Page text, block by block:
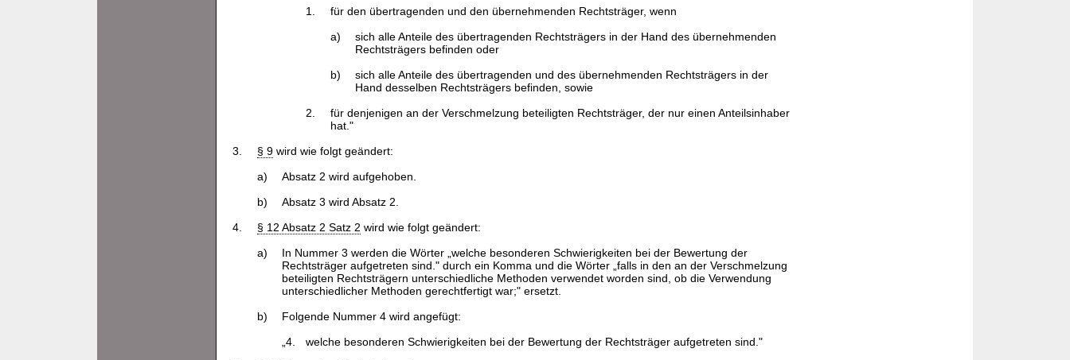
1.
für den übertragenden und den übernehmenden Rechtsträger, wenn
a)
sich alle Anteile des übertragenden Rechtsträgers in der Hand des übernehmenden
Rechtsträgers befinden oder
b)
sich alle Anteile des übertragenden und des übernehmenden Rechtsträgers in der
Hand desselben Rechtsträgers befinden, sowie
2.
für denjenigen an der Verschmelzung beteiligten Rechtsträger, der nur einen Anteilsinhaber
hat."
3.
§ 9wird wie folgt geändert:
a)
Absatz 2 wird aufgehoben.
b)
Absatz 3 wird Absatz 2.
4.
§ 12 Absatz 2 Satz 2 wird wie folgt geändert:
a)
In Nummer 3 werden die Wörter „welche besonderen Schwierigkeiten bei der Bewertung der
Rechtsträger aufgetreten sind." durch ein Komma und die Wörter „falls in den an der Verschmelzung
beteiligten Rechtsträgern unterschiedliche Methoden verwendet worden sind, ob die Verwendung
unterschiedlicher Methoden gerechtfertigt war;" ersetzt.
b)
Folgende Nummer 4 wird angefügt:
„4.
welche besonderen Schwierigkeiten bei der Bewertung der Rechtsträger aufgetreten sind."